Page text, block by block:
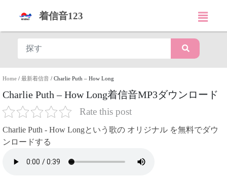
着信音123
Home / 最新着信音 / Charlie Puth – How Long
Charlie Puth – How Long着信音MP3ダウンロード
Rate this post
Charlie Puth - How Longという歌の オリジナル を無料でダウ
ンロードする